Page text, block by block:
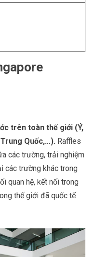
trên toàn thế giới (Ý,
Quốc,…). Raffles
các trường, trải nghiệm
các trường khác trong
quan hệ, kết nối trong
thế giới đã quốc tế